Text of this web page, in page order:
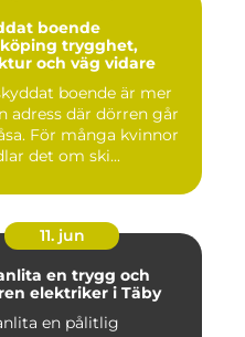
boende
trygghet,
och väg vidare
boende är mer
adress där dörren går
För många kvinnor
det om ski...
11. jun
en trygg och
elektriker i Täby
en pålitlig